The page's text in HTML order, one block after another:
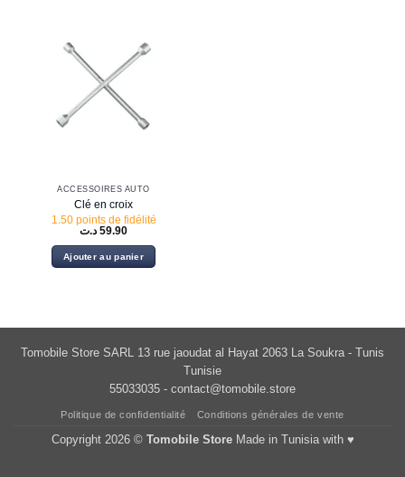
ACCESSOIRES AUTO
Clé en croix
1.50 points de fidélité
59.90 د.ت
Ajouter au panier
Tomobile Store SARL 13 rue jaoudat al Hayat 2063 La Soukra - Tunis
Tunisie
55033035 - contact@tomobile.store
Politique de confidentialité Conditions générales de vente
Copyright 2026 © Tomobile StoreMade in Tunisia with ♥